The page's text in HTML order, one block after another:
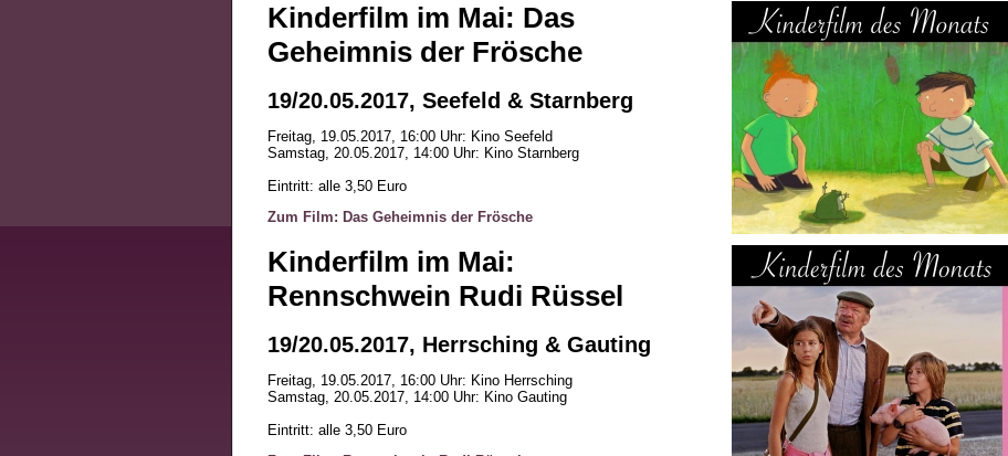
Kinderfilm im Mai: Das
Geheimnis der Frösche
19/20.05.2017, Seefeld & Starnberg
Freitag, 19.05.2017, 16:00 Uhr: Kino Seefeld
Samstag, 20.05.2017, 14:00 Uhr: Kino Starnberg
Eintritt: alle 3,50 Euro
Zum Film: Das Geheimnis der Frösche
Kinderfilm im Mai:
Rennschwein Rudi Rüssel
19/20.05.2017, Herrsching & Gauting
Freitag, 19.05.2017, 16:00 Uhr: Kino Herrsching
Samstag, 20.05.2017, 14:00 Uhr: Kino Gauting
Eintritt: alle 3,50 Euro